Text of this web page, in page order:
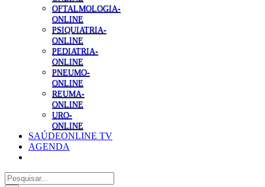
OFTALMOLOGIA-
ONLINE
PSIQUIATRIA-
ONLINE
PEDIATRIA-
ONLINE
PNEUMO-
ONLINE
REUMA-
ONLINE
URO-
ONLINE
SAÚDEONLINE TV
AGENDA
Pesquisar